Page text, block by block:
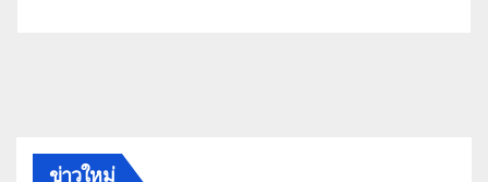
ข่าวใหม่